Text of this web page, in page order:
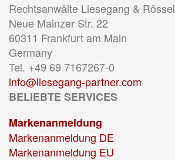
Rechtsanwälte Liesegang & Rössel
Neue Mainzer Str. 22
60311 Frankfurt am Main
Germany
Tel. +49 69 7167267-0
info@liesegang-partner.com
BELIEBTE SERVICES
Markenanmeldung
Markenanmeldung DE
Markenanmeldung EU